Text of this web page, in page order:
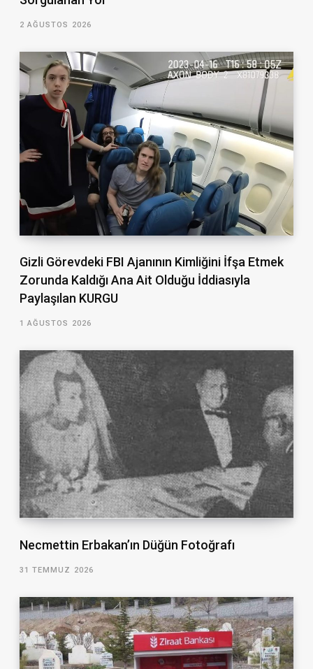
2 AĞUSTOS 2026
Gizli Görevdeki FBI Ajanının Kimliğini İfşa Etmek
Zorunda Kaldığı Ana Ait Olduğu İddiasıyla
Paylaşılan KURGU
1 AĞUSTOS 2026
Necmettin Erbakan’ın Düğün Fotoğrafı
31 TEMMUZ 2026